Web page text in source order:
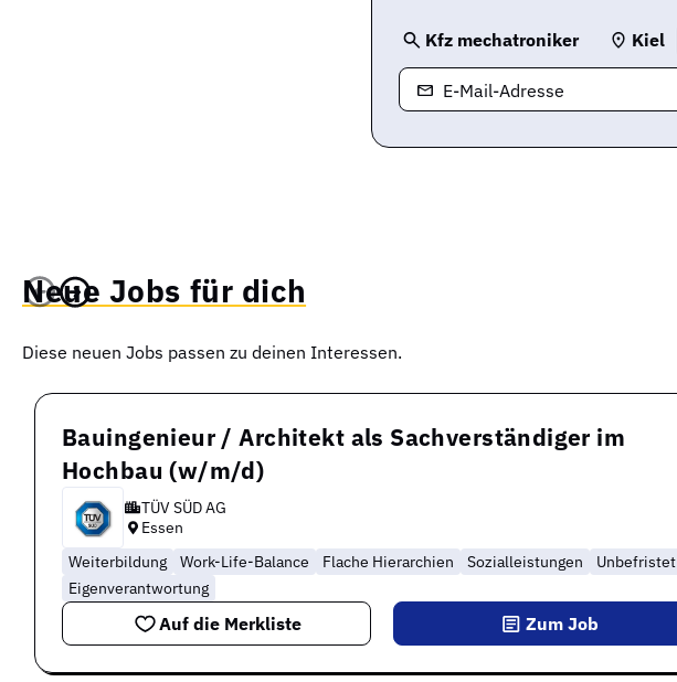
Kfz mechatroniker Kiel
E-Mail-Adresse
Neue Jobs für dich
Diese neuen Jobs passen zu deinen Interessen.
Bauingenieur / Architekt als Sachverständiger im
Hochbau (w/m/d)
TÜV SÜD AG
Essen
Weiterbildung
Work-Life-Balance Flache Hierarchien Sozialleistungen
Unbefristet
Eigenverantwortung
Auf die Merkliste Zum Job